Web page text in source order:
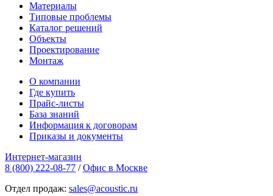
Материалы
Типовые проблемы
Каталог решений
Объекты
Проектирование
Монтаж
О компании
Где купить
Прайс-листы
База знаний
Информация к договорам
Приказы и документы
Интернет-магазин
8 (800) 222-08-77 / Офис в Москве
Отдел продаж: sales@acoustic.ru